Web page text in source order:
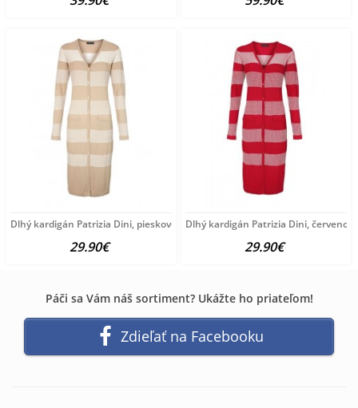
Dlhý kardigán Patrizia Dini, pieskovo-krémová
29.90€
Dlhý kardigán Patrizia Dini, červeno-
29.90€
Páči sa Vám náš sortiment? Ukážte ho priateľom!
Zdieľať na Facebooku